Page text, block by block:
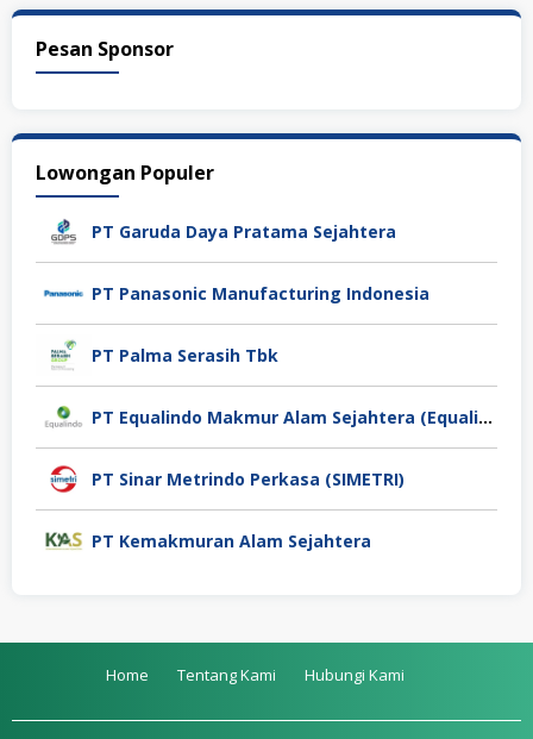
Pesan Sponsor
Lowongan Populer
PT Garuda Daya Pratama Sejahtera
PT Panasonic Manufacturing Indonesia
PT Palma Serasih Tbk
PT Equalindo Makmur Alam Sejahtera (Equalindo Group)
PT Sinar Metrindo Perkasa (SIMETRI)
PT Kemakmuran Alam Sejahtera
Home Tentang Kami Hubungi Kami